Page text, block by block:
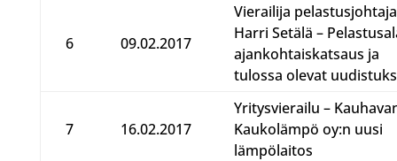
6 09.02.2017
Vierailija pelastusjohtaja
Harri Setälä –
ajankohtaiskatsaus ja
tulossa olevat
7 16.02.2017
Yritysvierailu –
Kaukolämpö oy:n uusi
lämpölaitos